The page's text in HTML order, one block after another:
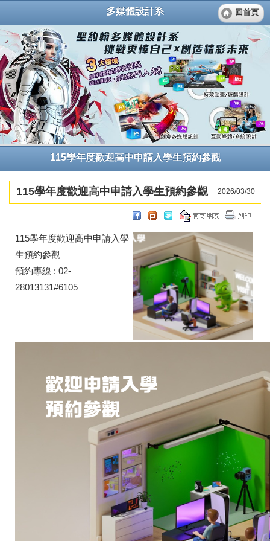
多媒體設計系 回首頁
115學年度歡迎高中申請入學生預約參觀
115學年度歡迎高中申請入學生預約參觀 2026/03/30
115學年度歡迎高中申請入學
生預約參觀
預約專線 : 02-
28013131#6105